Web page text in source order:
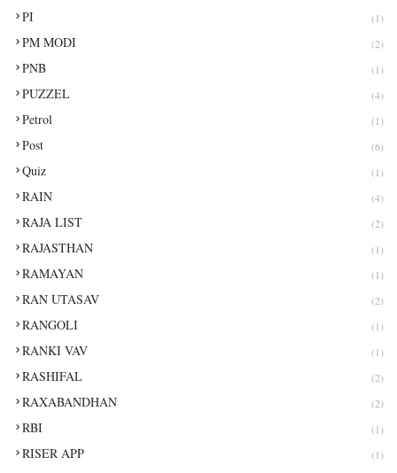
PI (1)
PM MODI (2)
PNB (1)
PUZZEL (4)
Petrol (1)
Post (6)
Quiz (1)
RAIN (4)
RAJA LIST (2)
RAJASTHAN (1)
RAMAYAN (1)
RAN UTASAV (2)
RANGOLI (1)
RANKI VAV (1)
RASHIFAL (2)
RAXABANDHAN (2)
RBI (1)
RISER APP (1)